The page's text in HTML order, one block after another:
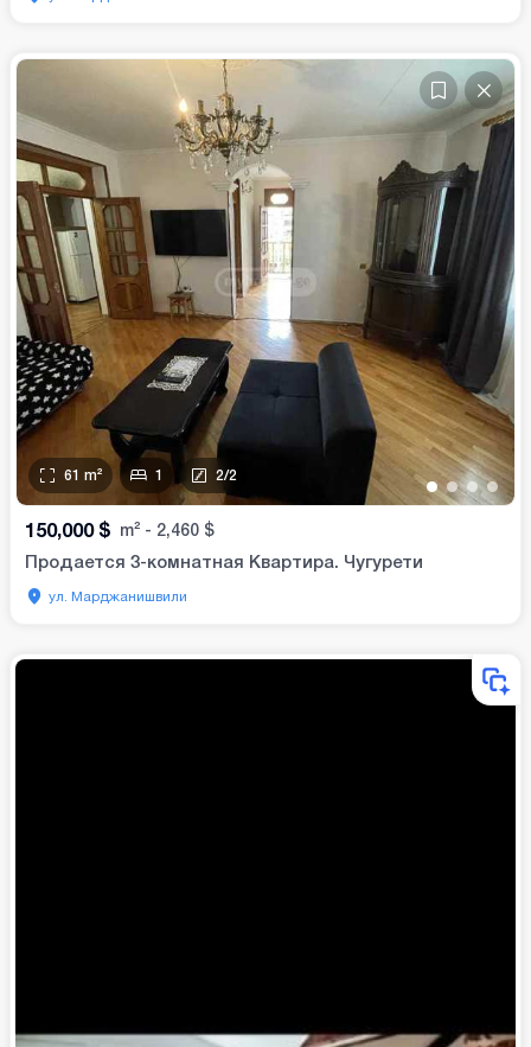
••••
61 m² 1 2/2
150,000 $ m² - 2,460 $
Продается 3-комнатная Квартира. Чугурети
ул. Марджанишвили